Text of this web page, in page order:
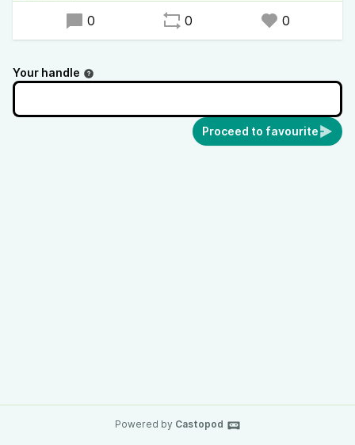
0 0 0
Your handle
Proceed to favourite
Powered by Castopod